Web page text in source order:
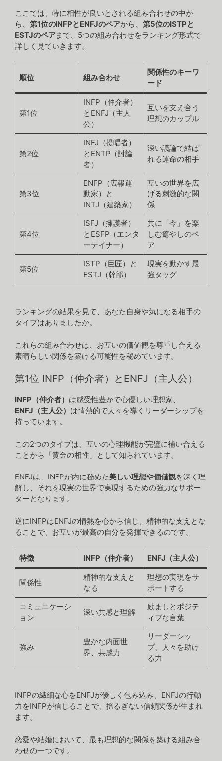
ここでは、特に相性が良いとされる組み合わせの中か
ら、 第1位のINFPとENFJのペアから、 第5位のISTPと
ESTJのペアまで、5つの組み合わせをランキング形式で
詳しく見ていきます。
順位 組み合わせ
関係性のキーワ
ード
第1位
INFP（仲介者）
とENFJ（主人
公）
互いを支え合う
理想のカップル
第2位
INFJ（提唱者）
とENTP（討論
者）
深い議論で結ば
れる運命の相手
第3位
ENFP（広報運
動家）と
INTJ（建築家）
互いの世界を広
げる刺激的な関
係
第4位
ISFJ（擁護者）
とESFP（エンタ
ーテイナー）
共に「今」を楽
しむ癒やしのペ
ア
第5位
ISTP（巨匠）と
ESTJ（幹部）
現実を動かす最
強タッグ
ランキングの結果を見て、あなた自身や気になる相手の
タイプはありましたか。
これらの組み合わせは、お互いの価値観を尊重し合える
素晴らしい関係を築ける可能性を秘めています。
第1位 INFP（仲介者）とENFJ（主人公）
INFP（仲介者） は感受性豊かで心優しい理想家、
ENFJ（主人公） は情熱的で人々を導くリーダーシップを
持っています。
この2つのタイプは、互いの心理機能が完璧に補い合える
ことから「黄金の相性」として知られています。
ENFJは、INFPが内に秘めた美しい理想や価値観を深く理
解し、それを現実の世界で実現するための強力なサポー
ターとなります。
逆にINFPはENFJの情熱を心から信じ、精神的な支えとな
ることで、お互いが最高の自分を発揮できるのです。
特徴 INFP（仲介者） ENFJ（主人公）
関係性
精神的な支えと
なる
理想の実現をサ
ポートする
コミュニケーシ
ョン
深い共感と理解
励ましとポジテ
ィブな言葉
強み
豊かな内面世
界、共感力
リーダーシッ
プ、人々を助け
る力
INFPの繊細な心をENFJが優しく包み込み、ENFJの行動
力をINFPが信じることで、揺るぎない信頼関係が生まれ
ます。
恋愛や結婚において、最も理想的な関係を築ける組み合
わせの一つです。